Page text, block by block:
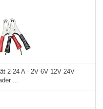
2-24 A - 2V 6V 12V 24V
...